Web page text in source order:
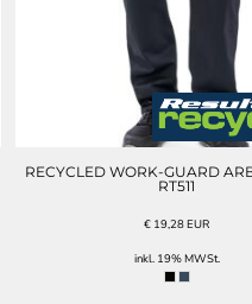
RECYCLED WORK-GUARD
RT511
€ 19,28EUR
inkl. 19% MWSt.